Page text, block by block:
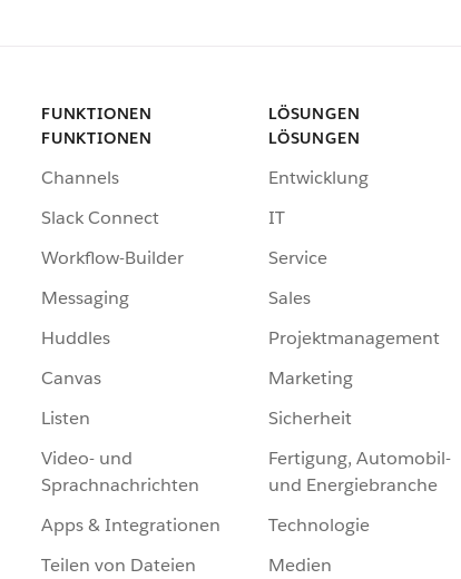
FUNKTIONEN
FUNKTIONEN
Channels
Slack Connect
Workflow-Builder
Messaging
Huddles
Canvas
Listen
Video- und
Sprachnachrichten
Apps & Integrationen
Teilen von Dateien
LÖSUNGEN
LÖSUNGEN
Entwicklung
IT
Service
Sales
Projektmanagement
Marketing
Sicherheit
Fertigung, Automobil-
und Energiebranche
Technologie
Medien